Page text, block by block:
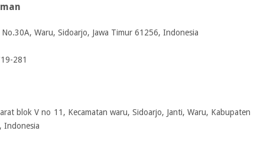
Waru, Sidoarjo, Jawa Timur 61256, Indonesia
281
blok V no 11, Kecamatan waru, Sidoarjo, Janti, Waru, Kabupaten
Indonesia